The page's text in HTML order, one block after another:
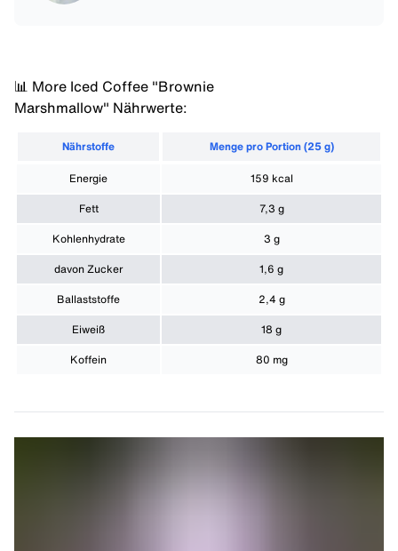
📊 More Iced Coffee "Brownie
Marshmallow" Nährwerte:
Nährstoffe Menge pro Portion (25 g)
Energie 159 kcal
Fett 7,3 g
Kohlenhydrate 3 g
davon Zucker 1,6 g
Ballaststoffe 2,4 g
Eiweiß 18 g
Koffein 80 mg